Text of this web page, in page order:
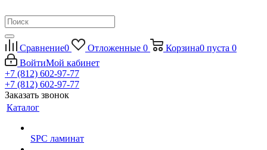
Сравнение0 Отложенные 0 Корзина0 пуста 0
ВойтиМой кабинет
+7 (812) 602-97-77
+7 (812) 602-97-77
Заказать звонок
Каталог
SPC ламинат